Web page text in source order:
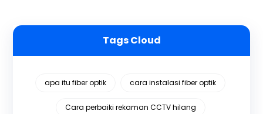
Tags Cloud
apa itu fiber optik cara instalasi fiber optik
Cara perbaiki rekaman CCTV hilang